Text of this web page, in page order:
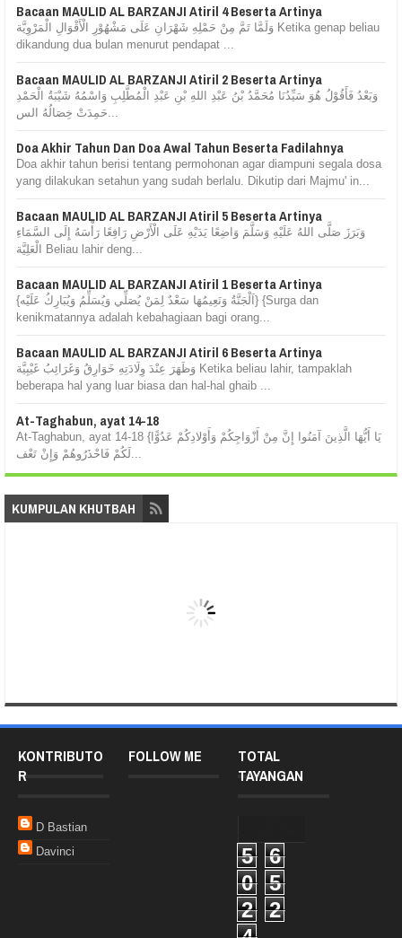
Bacaan MAULID AL BARZANJI Atiril 4 Beserta Artinya
وَلَمَّا تَمَّ مِنْ حَمْلِهِ شَهْرَانِ عَلَى مَشْهُوْرِ الْأَقْوَالِ الْمَرْوِيَّة Ketika genap beliau
dikandung dua bulan menurut pendapat ...
Bacaan MAULID AL BARZANJI Atiril 2 Beserta Artinya
وَبَعْدُ فَأَقُوْلُ هُوَ سَيِّدُنَا مُحَمَّدُ بْنُ عَبْدِ اللهِ بْنِ عَبْدِ الْمُطَّلِبِ وَاسْمُهُ شَيْبَةُ الْحَمْدِ
Doa Akhir Tahun Dan Doa Awal Tahun Beserta Fadilahnya
Doa akhir tahun berisi tentang permohonan agar diampuni segala dosa
yang dilakukan setahun yang sudah berlalu. Dikutip dari Majmu' in...
Bacaan MAULID AL BARZANJI Atiril 5 Beserta Artinya
وَبَرَزَ صَلَّى اللهُ عَلَيْهِ وَسَلَّمَ وَاضِعًا يَدَيْهِ عَلَى الْأَرْضِ رَافِعًا رَأْسَهُ إِلَى السَّمَاءِ
الْعَلِيَّة Beliau lahir deng...
Bacaan MAULID AL BARZANJI Atiril 1 Beserta Artinya
{اَلْجَنَّةُ وَنَعِيمُهَا سَعْدٌ لِمَنْ يُصَلِّي وَيُسَلِّمُ وَيُبَارِكُ عَلَيْه} {Surga dan
kenikmatannya adalah kebahagiaan bagi orang...
Bacaan MAULID AL BARZANJI Atiril 6 Beserta Artinya
وَظَهَرَ عِنْدَ وِلَادَتِهِ خَوَارِقُ وَغَرَائِبُ غَيْبِيَّة Ketika beliau lahir, tampaklah
beberapa hal yang luar biasa dan hal-hal ghaib ...
At-Taghabun, ayat 14-18
At-Taghabun, ayat 14-18 {يَا أَيُّهَا الَّذِينَ آمَنُوا إِنَّ مِنْ أَزْوَاجِكُمْ وَأَوْلادِكُمْ عَدُوًّا
KUMPULAN KHUTBAH
KONTRIBUTO
R
D Bastian
Davinci
FOLLOW ME
TOTAL
TAYANGAN
5
6
0
5
2
2